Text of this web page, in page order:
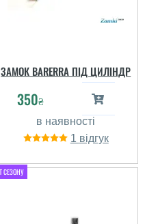
ЗАМОК BARERRA ПІД ЦИЛІНДР
350₴
1